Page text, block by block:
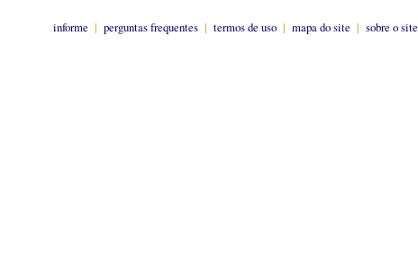
informe | perguntas frequentes | termos de uso | mapa do site | sobre o site